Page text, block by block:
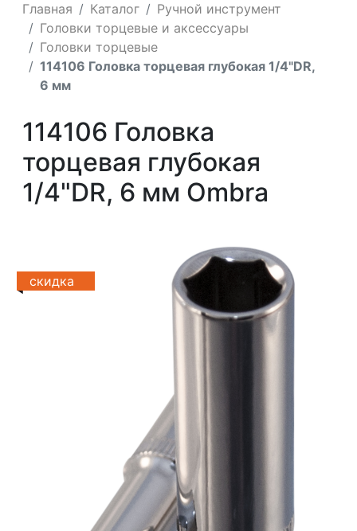
Главная Каталог
Ручной инструмент
Головки торцевые и аксессуары
Головки торцевые
114106 Головка торцевая глубокая 1/4"DR,
6 мм
114106 Головка
торцевая глубокая
1/4"DR, 6 мм Ombra
скидка